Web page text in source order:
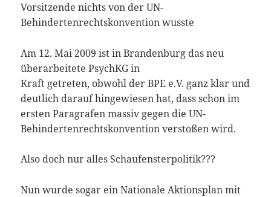
Vorsitzende nichts von der UN-
Behindertenrechtskonvention wusste
Am 12. Mai 2009 ist in Brandenburg das neu
überarbeitete PsychKG in
Kraft getreten, obwohl der BPE e.V. ganz klar und
deutlich darauf hingewiesen hat, dass schon im
ersten Paragrafen massiv gegen die UN-
Behindertenrechtskonvention verstoßen wird.
Also doch nur alles Schaufensterpolitik???
Nun wurde sogar ein Nationale Aktionsplan mit